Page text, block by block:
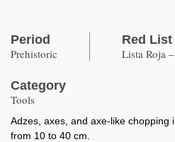
Period
Prehistoric
Red List
Lista Roja
Category
Tools
Adzes, axes, and axe-like chopping
from 10 to 40 cm.